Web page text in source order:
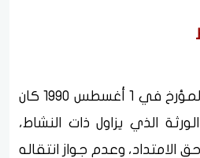
وأكدت أن عقد الإيجار المؤرخ في 1 أغسطس 1990 كان
الذي يزاول ذات النشاط،
الامتداد، وعدم جواز انتقاله